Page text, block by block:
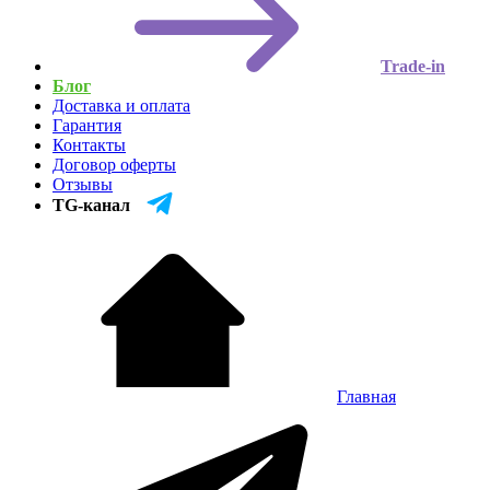
Trade-in
Блог
Доставка и оплата
Гарантия
Контакты
Договор оферты
Отзывы
TG-канал
Главная